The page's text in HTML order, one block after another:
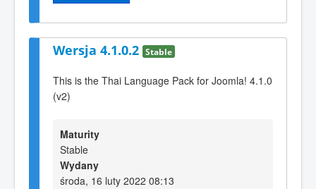
Wersja 4.1.0.2 Stable
This is the Thai Language Pack for Joomla! 4.1.0
(v2)
Maturity
Stable
Wydany
środa, 16 luty 2022 08:13